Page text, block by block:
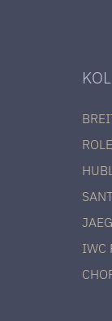
IWC